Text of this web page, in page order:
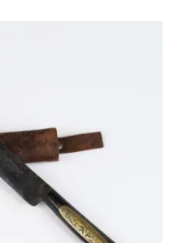
prestige – Cuba